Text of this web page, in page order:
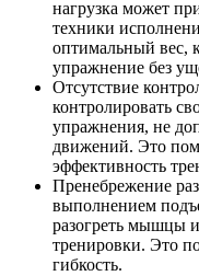
нагрузка может
техники
оптимальный вес,
упражнение без
Отсутствие
контролировать
упражнения, не
движений. Это
эффективность
Пренебрежение
выполнением
разогреть мышцы и
тренировки. Это
гибкость.